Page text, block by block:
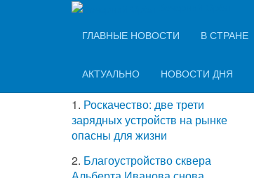
ГЛАВНЫЕ НОВОСТИ
В СТРАНЕ
АКТУАЛЬНО НОВОСТИ ДНЯ
1. Роскачество: две трети
зарядных устройств на рынке
опасны для жизни
2. Благоустройство сквера